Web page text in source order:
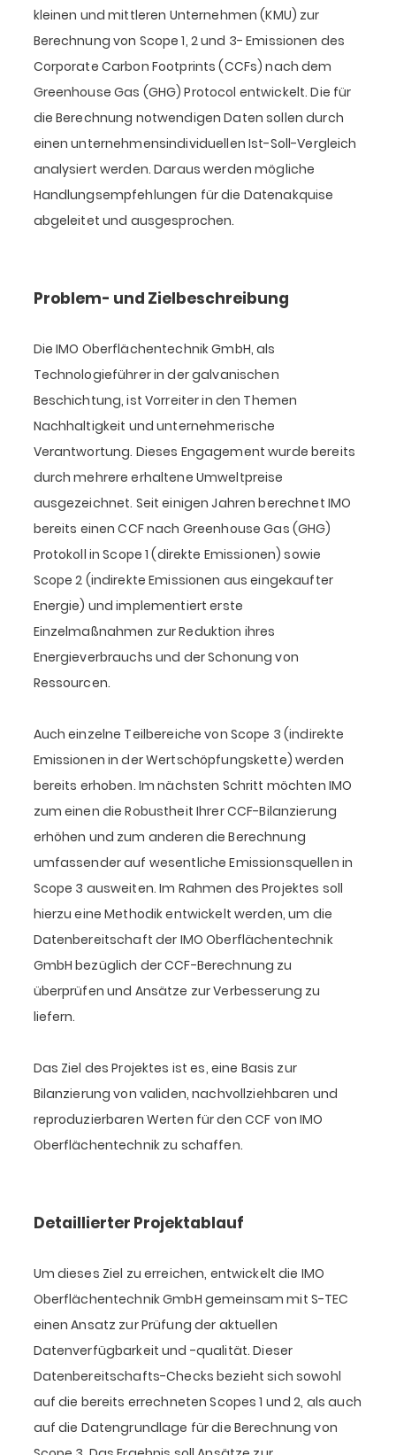
kleinen und mittleren Unternehmen (KMU) zur
Berechnung von Scope 1, 2 und 3- Emissionen des
Corporate Carbon Footprints (CCFs) nach dem
Greenhouse Gas (GHG) Protocol entwickelt. Die für
die Berechnung notwendigen Daten sollen durch
einen unternehmensindividuellen Ist-Soll-Vergleich
analysiert werden. Daraus werden mögliche
Handlungsempfehlungen für die Datenakquise
abgeleitet und ausgesprochen.
Problem- und Zielbeschreibung
Die IMO Oberflächentechnik GmbH, als
Technologieführer in der galvanischen
Beschichtung, ist Vorreiter in den Themen
Nachhaltigkeit und unternehmerische
Verantwortung. Dieses Engagement wurde bereits
durch mehrere erhaltene Umweltpreise
ausgezeichnet. Seit einigen Jahren berechnet IMO
bereits einen CCF nach Greenhouse Gas (GHG)
Protokoll in Scope 1 (direkte Emissionen) sowie
Scope 2 (indirekte Emissionen aus eingekaufter
Energie) und implementiert erste
Einzelmaßnahmen zur Reduktion ihres
Energieverbrauchs und der Schonung von
Ressourcen.
Auch einzelne Teilbereiche von Scope 3 (indirekte
Emissionen in der Wertschöpfungskette) werden
bereits erhoben. Im nächsten Schritt möchten IMO
zum einen die Robustheit Ihrer CCF-Bilanzierung
erhöhen und zum anderen die Berechnung
umfassender auf wesentliche Emissionsquellen in
Scope 3 ausweiten. Im Rahmen des Projektes soll
hierzu eine Methodik entwickelt werden, um die
Datenbereitschaft der IMO Oberflächentechnik
GmbH bezüglich der CCF-Berechnung zu
überprüfen und Ansätze zur Verbesserung zu
liefern.
Das Ziel des Projektes ist es, eine Basis zur
Bilanzierung von validen, nachvollziehbaren und
reproduzierbaren Werten für den CCF von IMO
Oberflächentechnik zu schaffen.
Detaillierter Projektablauf
Um dieses Ziel zu erreichen, entwickelt die IMO
Oberflächentechnik GmbH gemeinsam mit S-TEC
einen Ansatz zur Prüfung der aktuellen
Datenverfügbarkeit und -qualität. Dieser
Datenbereitschafts-Checks bezieht sich sowohl
auf die bereits errechneten Scopes 1 und 2, als auch
auf die Datengrundlage für die Berechnung von